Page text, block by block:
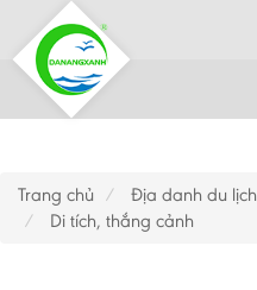
Trang chủ Địa danh du lịch
Di tích, thắng cảnh